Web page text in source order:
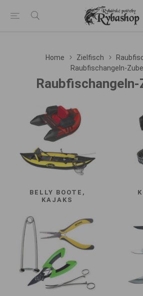
Home Zielfisch
Raubfischangeln-
Raubfischangeln-
BELLY BOOTE,
KAJAKS